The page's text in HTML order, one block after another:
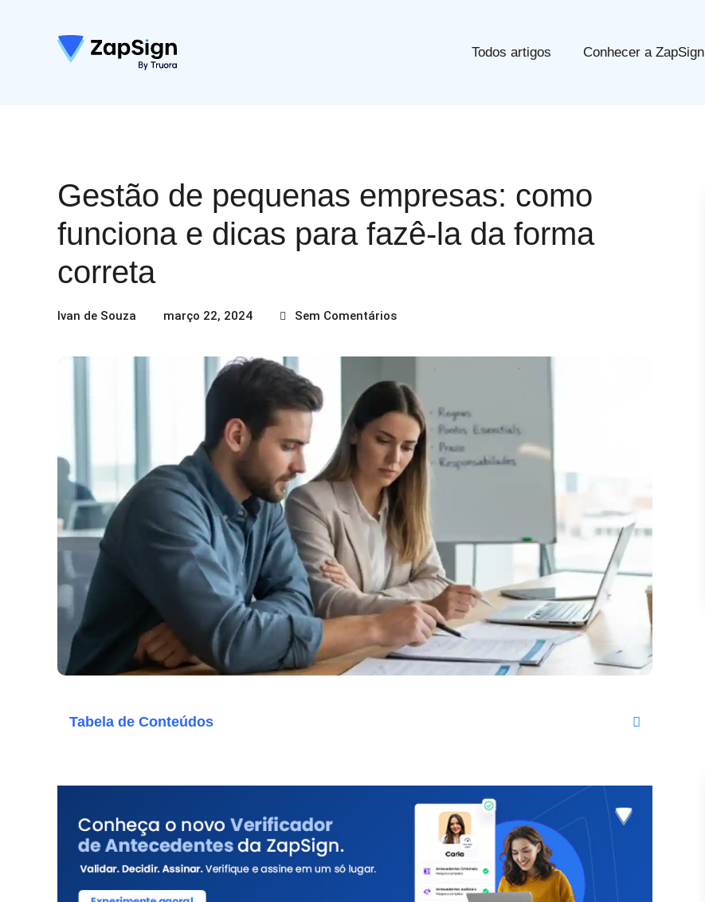
Todos artigos Conhecer a ZapSign
Gestão de pequenas empresas: como
funciona e dicas para fazê-la da forma
correta
Ivan de Souza março 22, 2024 Sem Comentários
Tabela de Conteúdos